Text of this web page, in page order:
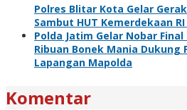
Polres Blitar Kota Gelar
Sambut HUT Kemerdekaan
Polda Jatim Gelar Nobar Final
Ribuan Bonek Mania Dukung
Lapangan Mapolda
Komentar